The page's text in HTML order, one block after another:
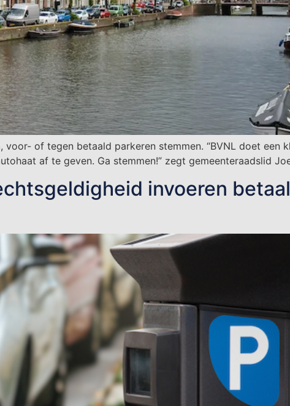
of tegen betaald parkeren stemmen. “BVNL doet een
af te geven. Ga stemmen!” zegt gemeenteraadslid
invoeren